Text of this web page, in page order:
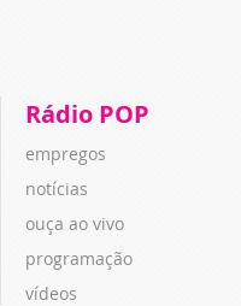
Rádio POP
empregos
notícias
ouça ao vivo
programação
vídeos